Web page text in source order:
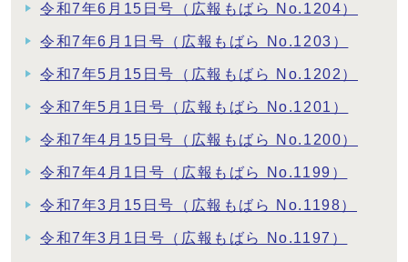
令和7年6月15日号（広報もばら No.1204）
令和7年6月1日号（広報もばら No.1203）
令和7年5月15日号（広報もばら No.1202）
令和7年5月1日号（広報もばら No.1201）
令和7年4月15日号（広報もばら No.1200）
令和7年4月1日号（広報もばら No.1199）
令和7年3月15日号（広報もばら No.1198）
令和7年3月1日号（広報もばら No.1197）